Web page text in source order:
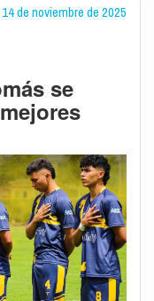
de noviembre de 2025
se